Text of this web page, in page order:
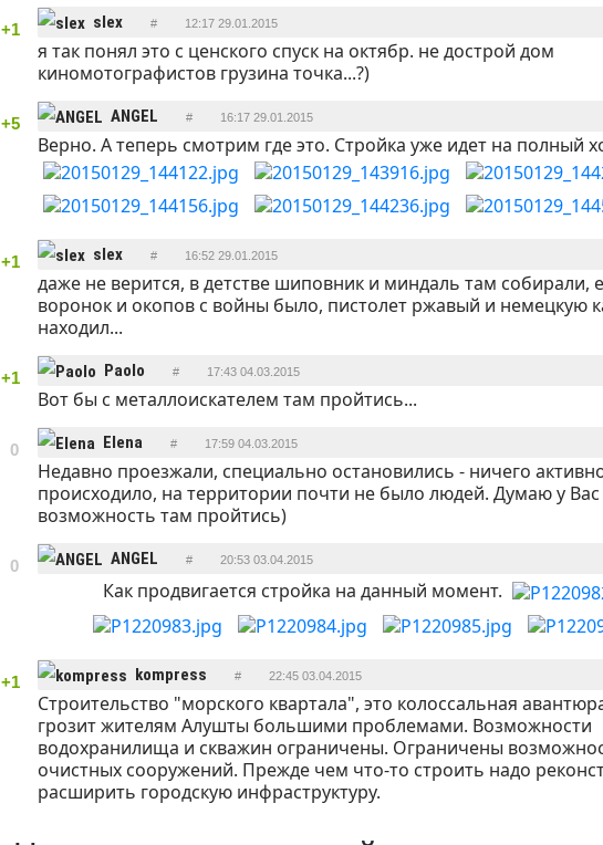
+1 slex # 12:17 29.01.2015
я так понял это с ценского спуск на октябр. не дострой дом
киномотографистов грузина точка...?)
+5 ANGEL # 16:17 29.01.2015
Верно. А теперь смотрим где это. Стройка уже идет на полный
+1 slex # 16:52 29.01.2015
даже не верится, в детстве шиповник и миндаль там собирали,
воронок и окопов с войны было, пистолет ржавый и немецкую
находил...
+1 Paolo # 17:43 04.03.2015
Вот бы с металлоискателем там пройтись...
0 Elena # 17:59 04.03.2015
Недавно проезжали, специально остановились - ничего
происходило, на территории почти не было людей. Думаю у
возможность там пройтись)
0 ANGEL # 20:53 03.04.2015
Как продвигается стройка на данный момент.
+1 kompress # 22:45 03.04.2015
Строительство "морского квартала", это колоссальная
грозит жителям Алушты большими проблемами. Возможности
водохранилища и скважин ограничены. Ограничены
очистных сооружений. Прежде чем что-то строить надо
расширить городскую инфраструктуру.